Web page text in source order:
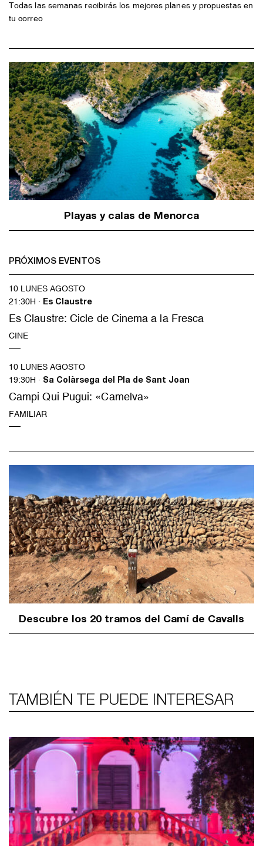
Todas las semanas recibirás los mejores planes y propuestas en
tu correo
Playas y calas de Menorca
PRÓXIMOS EVENTOS
10 LUNES AGOSTO
21:30H · Es Claustre
Es Claustre: Cicle de Cinema a la Fresca
CINE
10 LUNES AGOSTO
19:30H · Sa Colàrsega del Pla de Sant Joan
Campi Qui Pugui: «Camelva»
FAMILIAR
Descubre los 20 tramos del Camí de Cavalls
TAMBIÉN TE PUEDE INTERESAR